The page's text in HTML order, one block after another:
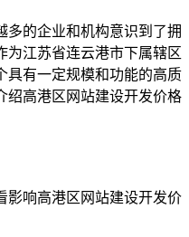
多的企业和机构意识到了拥
为江苏省连云港市下属辖区
具有一定规模和功能的高质
绍高港区网站建设开发价格
影响高港区网站建设开发价